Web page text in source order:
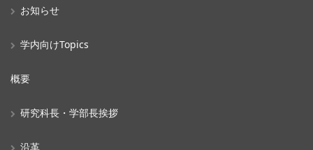
お知らせ
学内向けTopics
概要
研究科長・学部長挨拶
沿革